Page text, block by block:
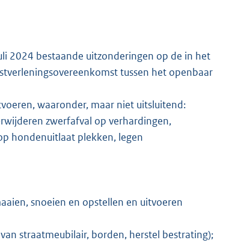
2024 bestaande uitzonderingen op de in het
tussen het openbaar
waaronder, maar niet uitsluitend:
zwerfafval op verhardingen,
hondenuitlaat plekken, legen
snoeien en opstellen en uitvoeren
straatmeubilair, borden, herstel bestrating);